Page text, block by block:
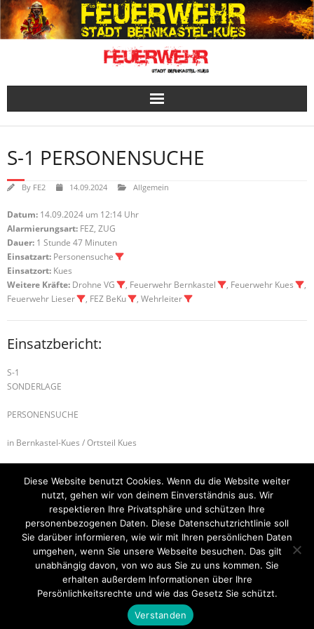
Skip
to
content
S-1 PERSONENSUCHE
By FE2 14.09.2024 Allgemein
Datum: 14.09.2024 um 12:14 Uhr
Alarmierungsart: FEZ, ZUG
Dauer: 1 Stunde 47 Minuten
Einsatzart: Personensuche
Einsatzort: Kues
Weitere Kräfte: Drohne VG , Feuerwehr Bernkastel , Feuerwehr Kues
,
Feuerwehr Lieser
, FEZ BeKu , Wehrleiter
Einsatzbericht:
S-1
SONDERLAGE
PERSONENSUCHE
in Bernkastel-Kues / Ortsteil Kues
BeKu WL
ILtS-Trier-Lagedienstführer
B-2 BMA H-2 VERKERHSUNFALL
Startseite Einsätze Mitglied werden Über uns
Kontakt
Think Up Themes Ltd. Powered by
Diese Website benutzt Cookies. Wenn du die Website weiter
nutzt, gehen wir von deinem Einverständnis aus. Wir
respektieren Ihre Privatsphäre und schützen Ihre
personenbezogenen Daten. Diese Datenschutzrichtlinie soll
Sie darüber informieren, wie wir mit Ihren persönlichen Daten
umgehen, wenn Sie unsere Webseite besuchen. Das gilt
unabhängig davon, von wo aus Sie zu uns kommen. Sie
erhalten außerdem Informationen über Ihre
Persönlichkeitsrechte und wie das Gesetz Sie schützt.
Verstanden